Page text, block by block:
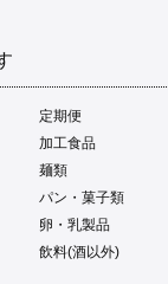
定期便
加工食品
麺類
パン・菓子類
卵・乳製品
飲料(酒以外)